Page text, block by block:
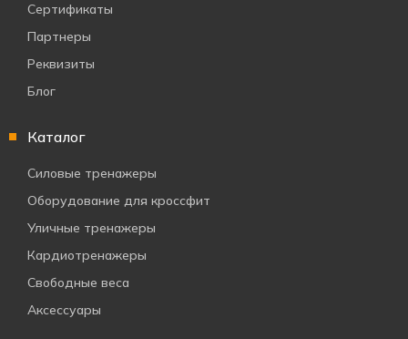
Сертификаты
Партнеры
Реквизиты
Блог
Каталог
Силовые тренажеры
Оборудование для кроссфит
Уличные тренажеры
Кардиотренажеры
Свободные веса
Аксессуары